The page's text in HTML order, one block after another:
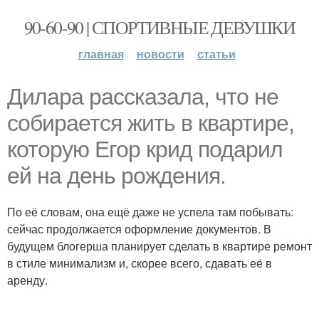
90-60-90 | СПОРТИВНЫЕ ДЕВУШКИ
главная новости статьи
Дилара рассказала, что не
собирается жить в квартире,
которую Егор крид подарил
ей на день рождения.
По её словам, она ещё даже не успела там побывать:
сейчас продолжается оформление документов. В
будущем блогерша планирует сделать в квартире ремонт
в стиле минимализм и, скорее всего, сдавать её в
аренду.